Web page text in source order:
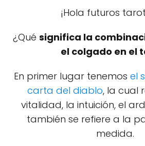
¡Hola futuros
¿Qué significa la
el colgado en el
En primer lugar tenemos el
carta del diablo, la cual
vitalidad, la intuición, el
también se refiere a la
medida.